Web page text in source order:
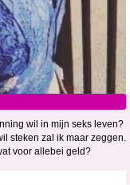
wil in mijn seks leven?
steken zal ik maar zeggen.
voor allebei geld?